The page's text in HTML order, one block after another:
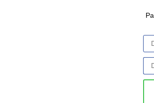
Para ser avisado da disponibilidade deste Produto,